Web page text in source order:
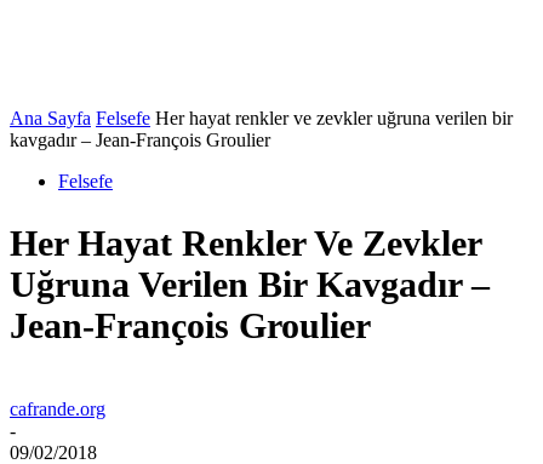
Ana Sayfa Felsefe Her hayat renkler ve zevkler uğruna verilen bir
kavgadır – Jean-François Groulier
Felsefe
Her Hayat Renkler Ve Zevkler
Uğruna Verilen Bir Kavgadır –
Jean-François Groulier
cafrande.org
-
09/02/2018